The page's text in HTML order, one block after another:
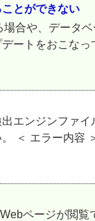
とができない
合や、データ
ートをおこな
エンジンファイ
＜ エラー内容
ページが閲覧